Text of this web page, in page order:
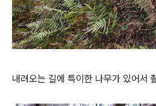
내려오는 길에 특이한 나무가 있어서